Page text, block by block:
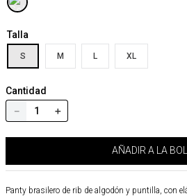
Talla
S M L XL
Cantidad
＋
－
AÑADIR A LA
Panty brasilero de rib de algodón y puntilla, con